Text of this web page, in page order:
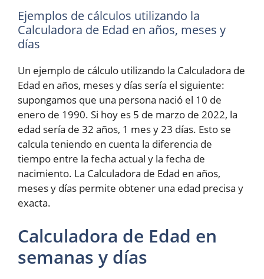
Ejemplos de cálculos utilizando la
Calculadora de Edad en años, meses y
días
Un ejemplo de cálculo utilizando la Calculadora de
Edad en años, meses y días sería el siguiente:
supongamos que una persona nació el 10 de
enero de 1990. Si hoy es 5 de marzo de 2022, la
edad sería de 32 años, 1 mes y 23 días. Esto se
calcula teniendo en cuenta la diferencia de
tiempo entre la fecha actual y la fecha de
nacimiento. La Calculadora de Edad en años,
meses y días permite obtener una edad precisa y
exacta.
Calculadora de Edad en
semanas y días